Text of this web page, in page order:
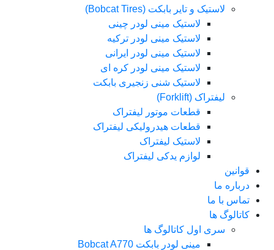
لاستیک و تایر بابکت (Bobcat Tires)
لاستیک مینی لودر چینی
لاستیک مینی لودر ترکیه
لاستیک مینی لودر ایرانی
لاستیک مینی لودر کره ای
لاستیک شنی زنجیری بابکت
لیفتراک (Forklift)
قطعات موتور لیفتراک
قطعات هیدرولیکی لیفتراک
لاستیک لیفتراک
لوازم یدکی لیفتراک
قوانین
درباره ما
تماس با ما
کاتالوگ ها
سری اول کاتالوگ ها
مینی لودر بابکت Bobcat A770